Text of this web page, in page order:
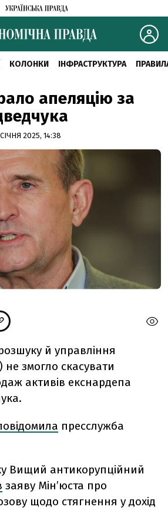
КОЛОНКИ ІНФРАСТРУКТУРА
апеляцію за
2025, 14:38
й управління
змогло скасувати
активів екснардепа
пресслужба
Вищий антикорупційний
заяву Мінʼюста про
щодо стягнення у дохід